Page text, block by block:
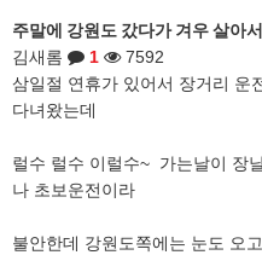
주말에 강원도 갔다가 겨우 살아
김새롬
1 7592
삼일절 연휴가 있어서 장거리 운
다녀왔는데
럴수 럴수 이럴수~ 가는날이 장
나 초보운전이라
불안한데 강원도쪽에는 눈도 오